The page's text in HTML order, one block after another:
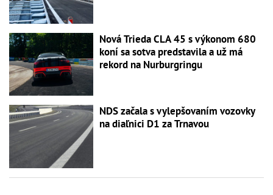
Nová Trieda CLA 45 s výkonom 680
koní sa sotva predstavila a už má
rekord na Nurburgringu
NDS začala s vylepšovaním vozovky
na diaľnici D1 za Trnavou